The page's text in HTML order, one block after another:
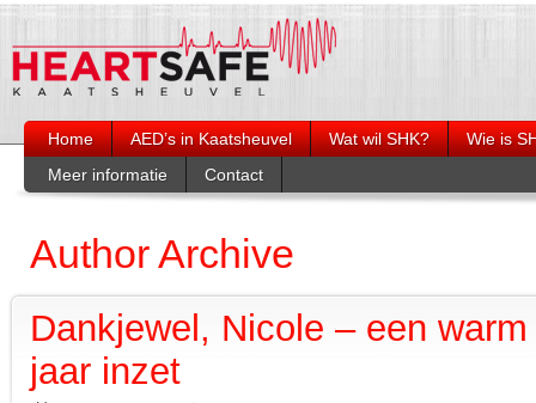
Home AED’s in Kaatsheuvel Wat wil SHK? Wie is
Meer informatie Contact
Artikelen Duinkoerier
Nazorg
Author Archive
Dankjewel, Nicole – een
jaar inzet